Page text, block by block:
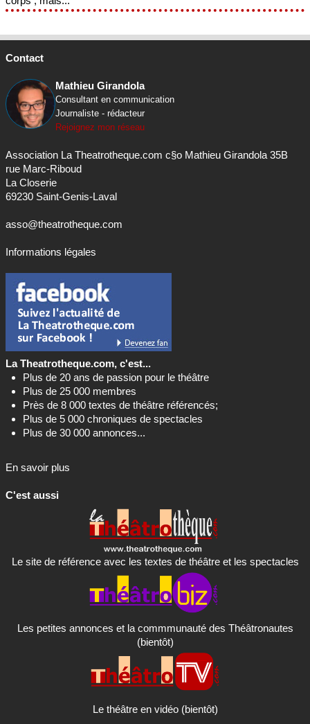
Contact
Mathieu Girandola
Consultant en communication
Journaliste - rédacteur
Rejoignez mon réseau
Association La Theatrotheque.com c§o Mathieu Girandola 35B
rue Marc-Riboud
La Closerie
69230 Saint-Genis-Laval
asso@theatrotheque.com
Informations légales
La Theatrotheque.com, c'est...
Plus de 20 ans de passion pour le théâtre
Plus de 25 000 membres
Près de 8 000 textes de théâtre référencés;
Plus de 5 000 chroniques de spectacles
Plus de 30 000 annonces...
En savoir plus
C'est aussi
Le site de référence avec les textes de théâtre et les spectacles
Les petites annonces et la commmunauté des Théâtronautes
(bientôt)
Le théâtre en vidéo (bientôt)